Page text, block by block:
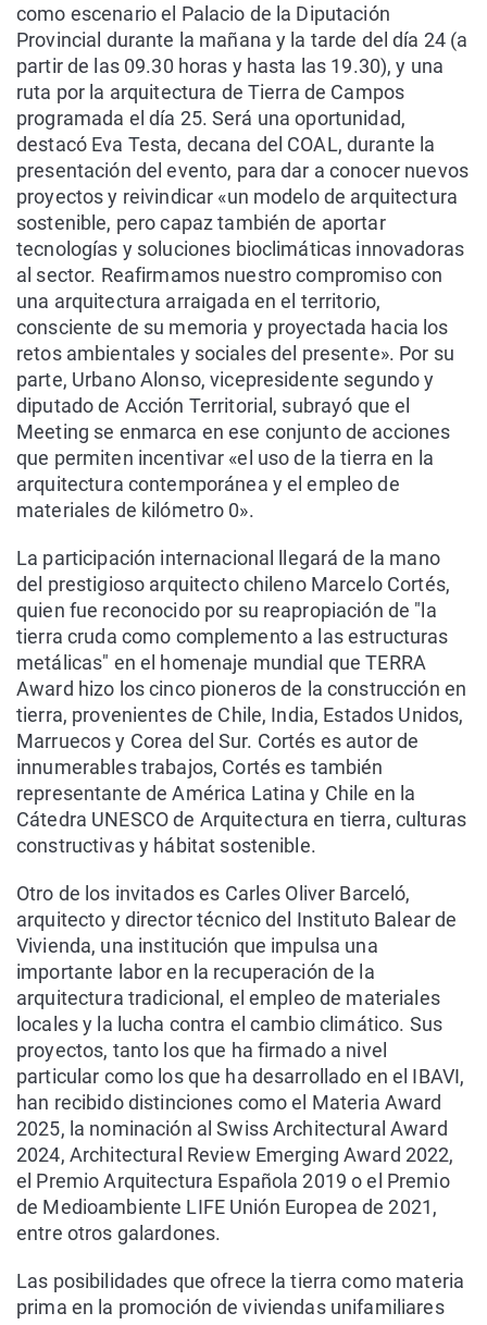
como escenario el Palacio de la Diputación
Provincial durante la mañana y la tarde del día 24 (a
partir de las 09.30 horas y hasta las 19.30), y una
ruta por la arquitectura de Tierra de Campos
programada el día 25. Será una oportunidad,
destacó Eva Testa, decana del COAL, durante la
presentación del evento, para dar a conocer nuevos
proyectos y reivindicar «un modelo de arquitectura
sostenible, pero capaz también de aportar
tecnologías y soluciones bioclimáticas innovadoras
al sector. Reafirmamos nuestro compromiso con
una arquitectura arraigada en el territorio,
consciente de su memoria y proyectada hacia los
retos ambientales y sociales del presente». Por su
parte, Urbano Alonso, vicepresidente segundo y
diputado de Acción Territorial, subrayó que el
Meeting se enmarca en ese conjunto de acciones
que permiten incentivar «el uso de la tierra en la
arquitectura contemporánea y el empleo de
materiales de kilómetro 0».
La participación internacional llegará de la mano
del prestigioso arquitecto chileno Marcelo Cortés,
quien fue reconocido por su reapropiación de "la
tierra cruda como complemento a las estructuras
metálicas" en el homenaje mundial que TERRA
Award hizo los cinco pioneros de la construcción en
tierra, provenientes de Chile, India, Estados Unidos,
Marruecos y Corea del Sur. Cortés es autor de
innumerables trabajos, Cortés es también
representante de América Latina y Chile en la
Cátedra UNESCO de Arquitectura en tierra, culturas
constructivas y hábitat sostenible.
Otro de los invitados es Carles Oliver Barceló,
arquitecto y director técnico del Instituto Balear de
Vivienda, una institución que impulsa una
importante labor en la recuperación de la
arquitectura tradicional, el empleo de materiales
locales y la lucha contra el cambio climático. Sus
proyectos, tanto los que ha firmado a nivel
particular como los que ha desarrollado en el IBAVI,
han recibido distinciones como el Materia Award
2025, la nominación al Swiss Architectural Award
2024, Architectural Review Emerging Award 2022,
el Premio Arquitectura Española 2019 o el Premio
de Medioambiente LIFE Unión Europea de 2021,
entre otros galardones.
Las posibilidades que ofrece la tierra como materia
prima en la promoción de viviendas unifamiliares